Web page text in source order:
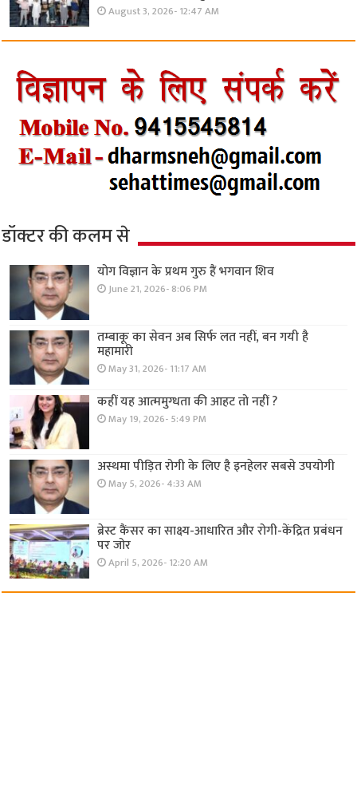
August 3, 2026- 12:47 AM
डॉक्टर की कलम से
योग विज्ञान के प्रथम गुरु हैं भगवान शिव
June 21, 2026- 8:06 PM
तम्बाकू का सेवन अब सिर्फ लत नहीं, बन गयी है
महामारी
May 31, 2026- 11:17 AM
कहीं यह आत्ममुग्धता की आहट तो नहीं ?
May 19, 2026- 5:49 PM
अस्थमा पीड़ित रोगी के लिए है इनहेलर सबसे उपयोगी
May 5, 2026- 4:33 AM
ब्रेस्ट कैंसर का साक्ष्य-आधारित और रोगी-केंद्रित प्रबंधन
पर जोर
April 5, 2026- 12:20 AM